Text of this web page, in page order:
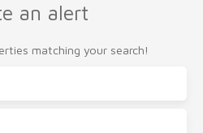
an alert
matching your search!